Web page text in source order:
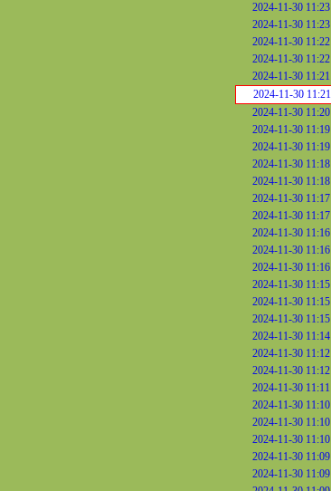
2024-11-30 11:23
2024-11-30 11:23
2024-11-30 11:22
2024-11-30 11:22
2024-11-30 11:21
2024-11-30 11:21
2024-11-30 11:20
2024-11-30 11:19
2024-11-30 11:19
2024-11-30 11:18
2024-11-30 11:18
2024-11-30 11:17
2024-11-30 11:17
2024-11-30 11:16
2024-11-30 11:16
2024-11-30 11:16
2024-11-30 11:15
2024-11-30 11:15
2024-11-30 11:15
2024-11-30 11:14
2024-11-30 11:12
2024-11-30 11:12
2024-11-30 11:11
2024-11-30 11:10
2024-11-30 11:10
2024-11-30 11:10
2024-11-30 11:09
2024-11-30 11:09